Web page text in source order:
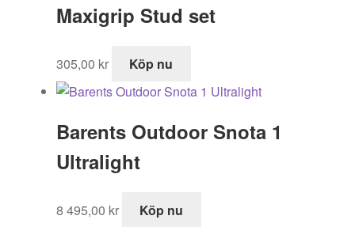
Maxigrip Stud set
305,00 kr Köp nu
Barents Outdoor Snota 1
Ultralight
8 495,00 kr Köp nu